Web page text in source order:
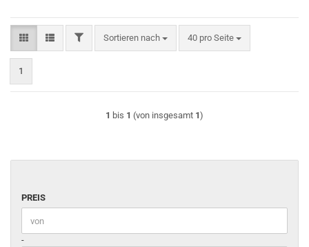
FILTERSortieren nach
Sortieren nach 40 pro Seite
pro Seite
1
1 bis 1 (von insgesamt 1)
PREIS
PREIS
Preis bis
-